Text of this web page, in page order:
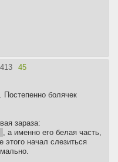
45
Постепенно болячек
зараза:
, а именно его белая часть,
этого начал слезиться